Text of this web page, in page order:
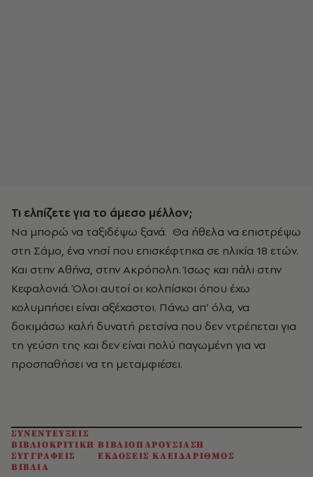
Τι ελπίζετε για το άμεσο μέλλον;
Να μπορώ να ταξιδέψω ξανά. Θα ήθελα να επιστρέψω
στη Σάμο, ένα νησί που επισκέφτηκα σε ηλικία 18 ετών.
Και στην Αθήνα, στην Ακρόπολη. Ίσως και πάλι στην
Κεφαλονιά. Όλοι αυτοί οι κολπίσκοι όπου έχω
κολυμπήσει είναι αξέχαστοι. Πάνω απ’ όλα, να
δοκιμάσω καλή δυνατή ρετσίνα που δεν ντρέπεται για
τη γεύση της και δεν είναι πολύ παγωμένη για να
προσπαθήσει να τη μεταμφιέσει.
ΣΥΝΕΝΤΕΥΞΕΙΣ
ΒΙΒΛΙΟΚΡΙΤΙΚΗ ΒΙΒΛΙΟΠΑΡΟΥΣΙΑΣΗ
ΣΥΓΓΡΑΦΕΙΣ
ΕΚΔΟΣΕΙΣ ΚΛΕΙΔΑΡΙΘΜΟΣ
ΒΙΒΛΙΑ